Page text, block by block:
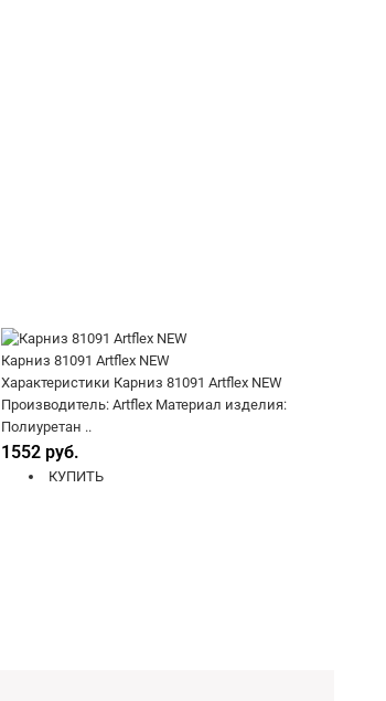
Карниз 81091 Artflex NEW
Характеристики Карниз 81091 Artflex NEW
Производитель: Artflex Материал изделия:
Полиуретан ..
1552 руб.
КУПИТЬ